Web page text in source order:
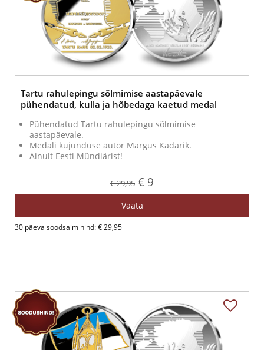
Tartu rahulepingu sõlmimise aastapäevale
pühendatud, kulla ja hõbedaga kaetud medal
Pühendatud Tartu rahulepingu sõlmimise
aastapäevale.
Medali kujunduse autor Margus Kadarik.
Ainult Eesti Mündiärist!
€ 29,95 € 9
Vaata
30 päeva soodsaim hind: € 29,95